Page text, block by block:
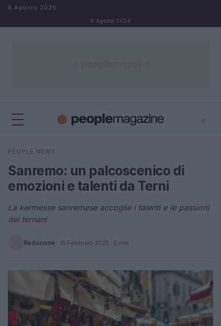
Salta al contenuto
8 Agosto 2026
8 Agosto 2026
⌕
Cerca
PEOPLE NEWS
Sanremo: un palcoscenico di
emozioni e talenti da Terni
La kermesse sanremese accoglie i talenti e le passioni
dei ternani
Redazione · 15 Febbraio 2025 · 2 min